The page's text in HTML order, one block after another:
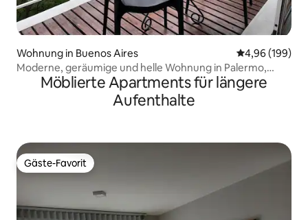
Wohnung in Buenos Aires
4,96 (199)
Moderne, geräumige und helle Wohnung in Palermo,
WLAN 300 MB
Möblierte Apartments für längere
Aufenthalte
Gäste-Favorit
Gäste-Favorit